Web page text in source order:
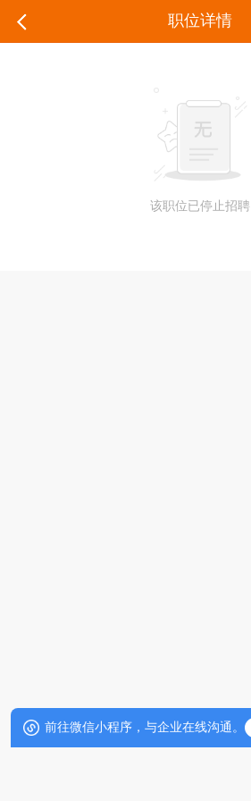
职位详情
该职位已停止招聘
前往微信小程序，与企业在线沟通。